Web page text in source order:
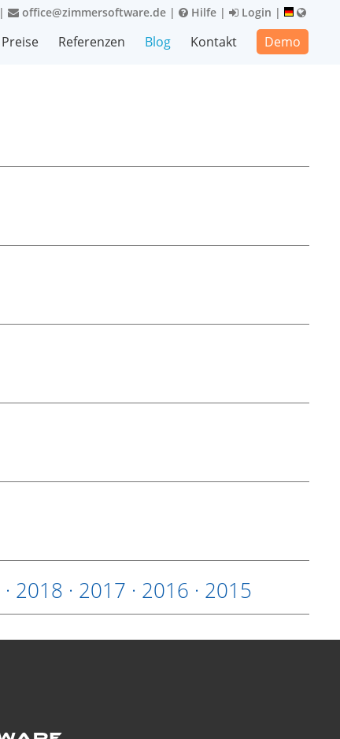
| office@zimmersoftware.de | Hilfe | Login |
Preise Referenzen Blog Kontakt Demo
· 2018 · 2017 · 2016 · 2015